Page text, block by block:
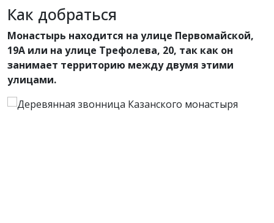
Как добраться
Монастырь находится на улице Первомайской,
19А или на улице Трефолева, 20, так как он
занимает территорию между двумя этими
улицами.